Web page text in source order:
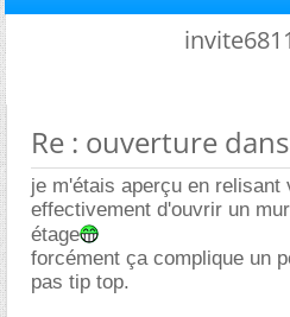
Re : ouverture
je m'étais aperçu en
effectivement d'ouvrir un
étage
forcément ça complique un
pas tip top.